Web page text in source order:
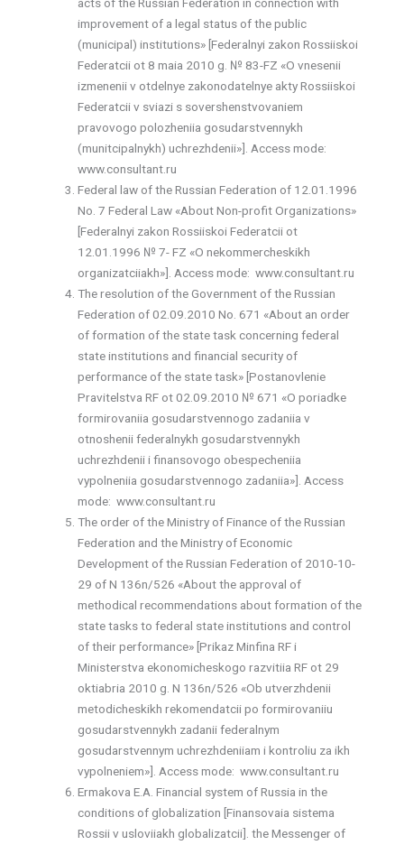
improvement of a legal status of the public
(municipal) institutions» [Federalnyi zakon Rossiiskoi
Federatcii ot 8 maia 2010 g. № 83-FZ «O vnesenii
izmenenii v otdelnye zakonodatelnye akty Rossiiskoi
Federatcii v sviazi s sovershenstvovaniem
pravovogo polozheniia gosudarstvennykh
(munitcipalnykh) uchrezhdenii»]. Access mode:
www.consultant.ru
Federal law of the Russian Federation of 12.01.1996
No. 7 Federal Law «About Non-profit Organizations»
[Federalnyi zakon Rossiiskoi Federatcii ot
12.01.1996 № 7- FZ «O nekommercheskikh
organizatciiakh»]. Access mode: www.consultant.ru
The resolution of the Government of the Russian
Federation of 02.09.2010 No. 671 «About an order
of formation of the state task concerning federal
state institutions and financial security of
performance of the state task» [Postanovlenie
Pravitelstva RF ot 02.09.2010 № 671 «O poriadke
formirovaniia gosudarstvennogo zadaniia v
otnoshenii federalnykh gosudarstvennykh
uchrezhdenii i finansovogo obespecheniia
vypolneniia gosudarstvennogo zadaniia»]. Access
mode: www.consultant.ru
The order of the Ministry of Finance of the Russian
Federation and the Ministry of Economic
Development of the Russian Federation of 2010-10-
29 of N 136n/526 «About the approval of
methodical recommendations about formation of the
state tasks to federal state institutions and control
of their performance» [Prikaz Minfina RF i
Ministerstva ekonomicheskogo razvitiia RF ot 29
oktiabria 2010 g. N 136n/526 «Ob utverzhdenii
metodicheskikh rekomendatcii po formirovaniiu
gosudarstvennykh zadanii federalnym
gosudarstvennym uchrezhdeniiam i kontroliu za ikh
vypolneniem»]. Access mode: www.consultant.ru
Ermakova E.A. Financial system of Russia in the
conditions of globalization [Finansovaia sistema
Rossii v usloviiakh globalizatcii]. the Messenger of